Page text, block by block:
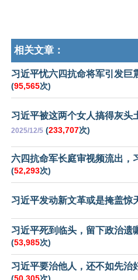
相关文章：
习近平忧六四抗命将军引发巨
(95,565次)
习近平被这两个女人搞得灰头
2025/12/5 (233,707次)
六四抗命军长庭审视频流出，
(52,293次)
习近平发动新文革或是掩盖惊
习近平死到临头，留下政治遗
(53,985次)
习近平要治他人，还不如先治